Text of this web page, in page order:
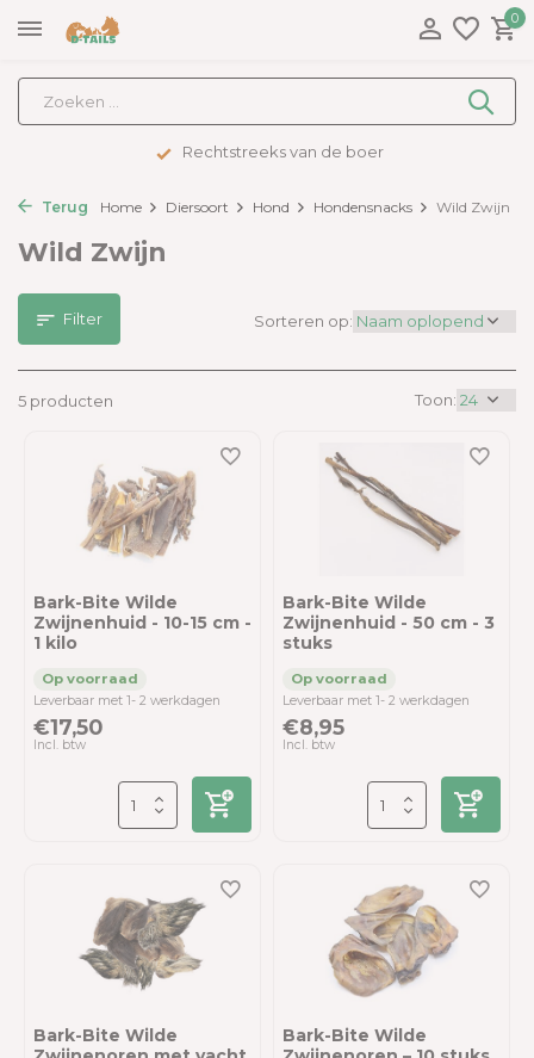
0
Rechtstreeks van de boer
Terug Home Diersoort Hond Hondensnacks Wild Zwijn
Wild Zwijn
Filter
5 producten Toon:
Sorteren op:
Bark-Bite Wilde
Zwijnenhuid - 10-15 cm -
1 kilo
Leverbaar met 1- 2 werkdagen
€17,50
Incl. btw
Bark-Bite Wilde
Zwijnenhuid - 50 cm - 3
stuks
Leverbaar met 1- 2 werkdagen
€8,95
Incl. btw
Bark-Bite Wilde
Bark-Bite Wilde